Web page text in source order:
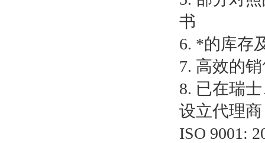
书
6. *的库存
7. 高效的
8. 已在瑞
设立代理商
ISO 9001: